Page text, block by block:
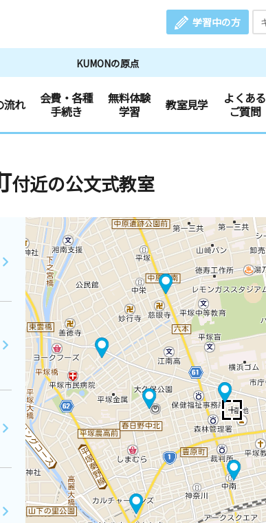
学習中の方
KUMONの原点
流れ
会費・各種
手続き
無料体験
学習
教室見学
よくある
ご質問
付近の公文式教室